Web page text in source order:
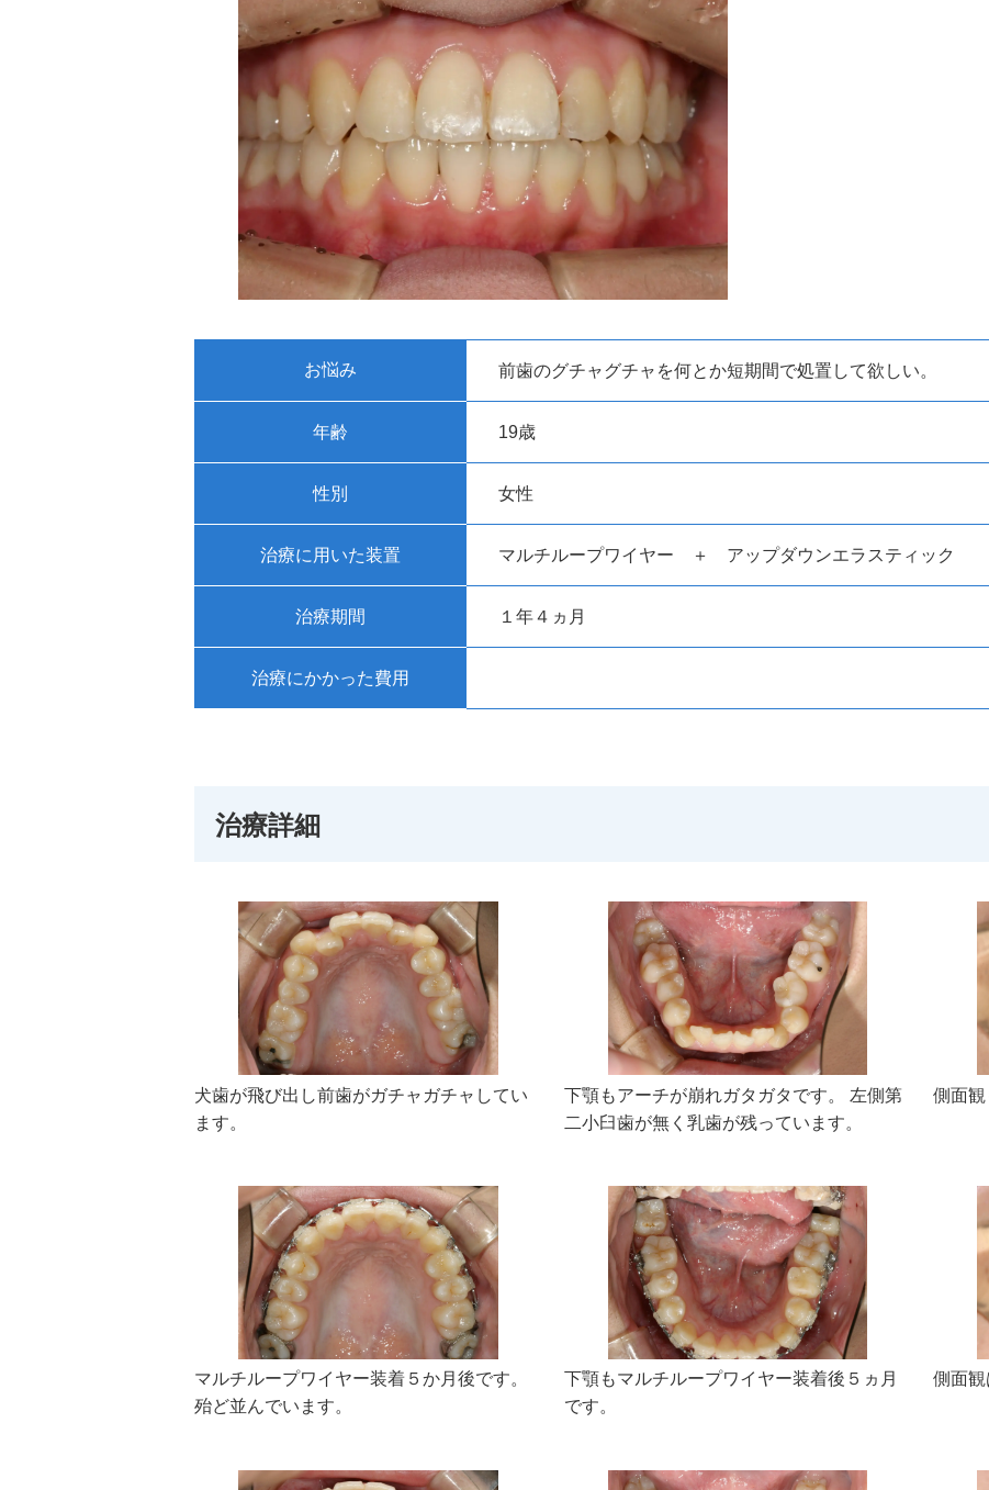
お悩み 前歯のグチャグチャを何とか短期間で処置して欲しい。
年齢 19歳
性別 女性
治療に用いた装置 マルチループワイヤー ＋ アップダウンエラスティック
治療期間 １年４ヵ月
治療にかかった費用
治療詳細
犬歯が飛び出し前歯がガチャガチャしてい
ます。
下顎もアーチが崩れガタガタです。 左側第
二小臼歯が無く乳歯が残っています。
側面観
マルチループワイヤー装着５か月後です。
殆ど並んでいます。
下顎もマルチループワイヤー装着後５ヵ月
です。
側面観